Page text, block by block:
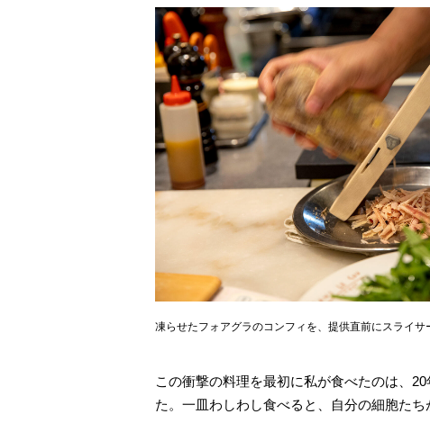
凍らせたフォアグラのコンフィを、提供直前にスライサ
この衝撃の料理を最初に私が食べたのは、
た。一皿わしわし食べると、自分の細胞た